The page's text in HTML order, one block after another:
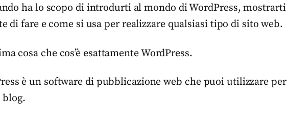
ha lo scopo di introdurti al mondo di WordPress, mostrarti
di fare e come si usa per realizzare qualsiasi tipo di sito web.
cosa che cos’è esattamente WordPress.
è un software di pubblicazione web che puoi utilizzare per
blog.